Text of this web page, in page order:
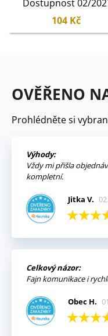
Dostupnost 02/
104 Kč
OVĚŘENO
Prohlédněte si
Výhody:
Vždy mi přišla
kompletní.
Jitka V.
Celkový názor:
Fajn komunikace i
Obec H.